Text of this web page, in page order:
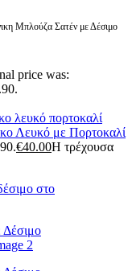
Μπλούζα Σατέν με Δέσιμο
price was:
Λευκό με Πορτοκαλί
€40.00Η τρέχουσα